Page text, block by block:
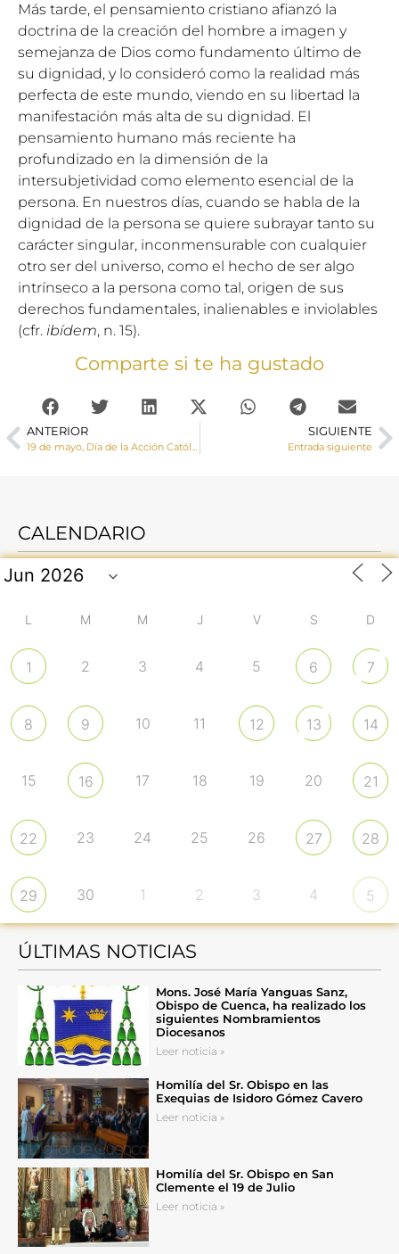
Más tarde, el pensamiento cristiano afianzó la
doctrina de la creación del hombre a imagen y
semejanza de Dios como fundamento último de
su dignidad, y lo consideró como la realidad más
perfecta de este mundo, viendo en su libertad la
manifestación más alta de su dignidad. El
pensamiento humano más reciente ha
profundizado en la dimensión de la
intersubjetividad como elemento esencial de la
persona. En nuestros días, cuando se habla de la
dignidad de la persona se quiere subrayar tanto su
carácter singular, inconmensurable con cualquier
otro ser del universo, como el hecho de ser algo
intrínseco a la persona como tal, origen de sus
derechos fundamentales, inalienables e inviolables
(cfr. ibídem, n. 15).
Comparte si te ha gustado
ANTERIOR
19 de mayo, Día de la Acción Católica y del Apostolado Seglar: «Laicos por vocación, llamados a la misión»
SIGUIENTE
Entrada siguiente
CALENDARIO
L M M J V S D
1 2 3 4 5 6 7
8 9 10 11 12 13 14
15 16 17 18 19 20 21
22 23 24 25 26 27 28
29 30 1 2 3 4 5
ÚLTIMAS NOTICIAS
Mons. José María Yanguas Sanz,
Obispo de Cuenca, ha realizado los
siguientes Nombramientos
Diocesanos
Leer noticia »
Homilía del Sr. Obispo en las
Exequias de Isidoro Gómez Cavero
Leer noticia »
Homilía del Sr. Obispo en San
Clemente el 19 de Julio
Leer noticia »